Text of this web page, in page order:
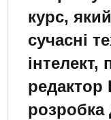
курс,
сучасні
інтелект,
редактор
розробка